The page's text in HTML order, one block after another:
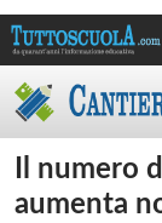
Il numero
aumenta